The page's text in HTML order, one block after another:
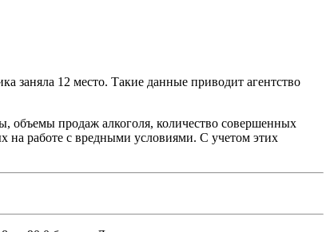
заняла 12 место. Такие данные приводит агентство
объемы продаж алкоголя, количество совершенных
на работе с вредными условиями. С учетом этих